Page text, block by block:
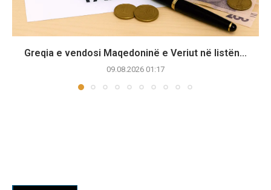
Greqia e vendosi Maqedoninë e Veriut në listën...
09.08.2026 01:17